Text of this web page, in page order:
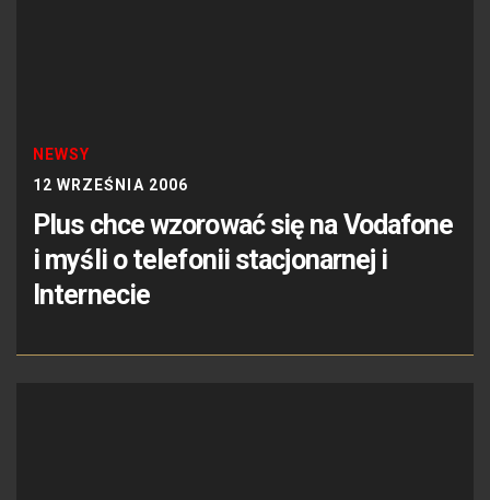
NEWSY
12 WRZEŚNIA 2006
Plus chce wzorować się na Vodafone
i myśli o telefonii stacjonarnej i
Internecie